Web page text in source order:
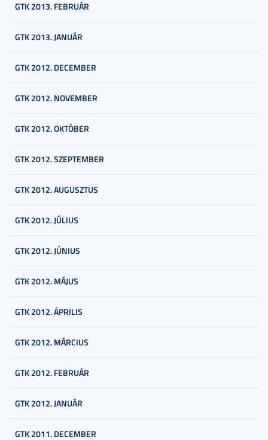
GTK 2013. FEBRUÁR
GTK 2013. JANUÁR
GTK 2012. DECEMBER
GTK 2012. NOVEMBER
GTK 2012. OKTÓBER
GTK 2012. SZEPTEMBER
GTK 2012. AUGUSZTUS
GTK 2012. JÚLIUS
GTK 2012. JÚNIUS
GTK 2012. MÁJUS
GTK 2012. ÁPRILIS
GTK 2012. MÁRCIUS
GTK 2012. FEBRUÁR
GTK 2012. JANUÁR
GTK 2011. DECEMBER